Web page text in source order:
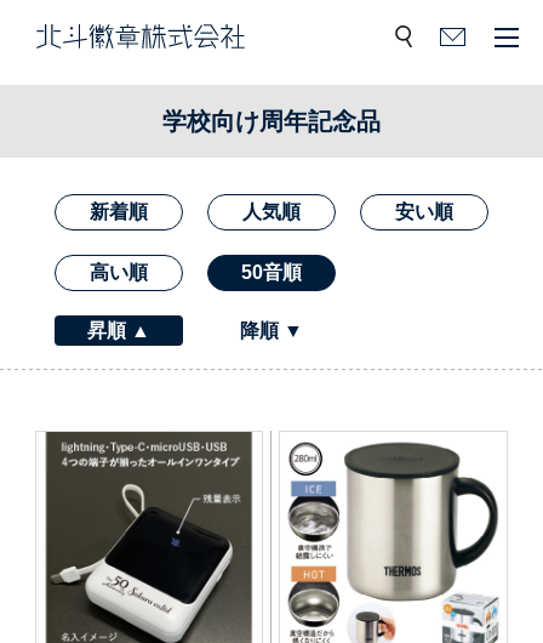
HOME
学校向け周年記念品
新着順 人気順 安い順
高い順 50音順
昇順 ▲ 降順 ▼
カテゴリ別で探す